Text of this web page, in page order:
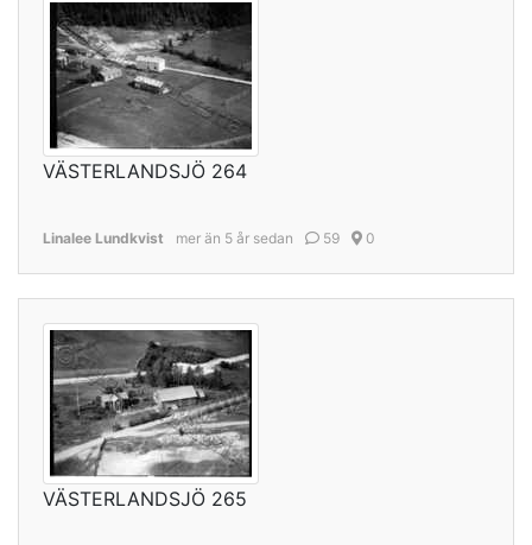
VÄSTERLANDSJÖ 264
Linalee Lundkvist mer än 5 år sedan 59 0
VÄSTERLANDSJÖ 265